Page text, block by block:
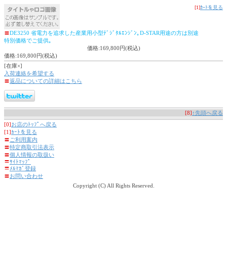
[1]ｶｰﾄを見る
〓DE3250 省電力を追求した産業用小型ﾃﾞｼﾞﾀﾙｴﾝｼﾞﾝ｡D-STAR用途の方は別途
特別価格でご提供｡
価格:169,800円(税込)
価格:169,800円(税込)
[在庫×]
入荷連絡を希望する
〓返品についての詳細はこちら
[8]↑先頭へ戻る
[0]お店のﾄｯﾌﾟへ戻る
[1]ｶｰﾄを見る
〓 ご利用案内
〓特定商取引法表示
〓個人情報の取扱い
〓ｻｲﾄﾏｯﾌﾟ
〓ﾒﾙﾏｶﾞ登録
〓お問い合わせ
Copyright (C) All Rights Reserved.